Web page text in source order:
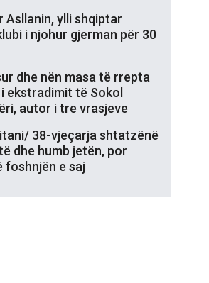
Asllanin, ylli shqiptar
i njohur gjerman për 30
dhe nën masa të rrepta
ekstradimit të Sokol
autor i tre vrasjeve
38-vjeçarja shtatzënë
dhe humb jetën, por
foshnjën e saj